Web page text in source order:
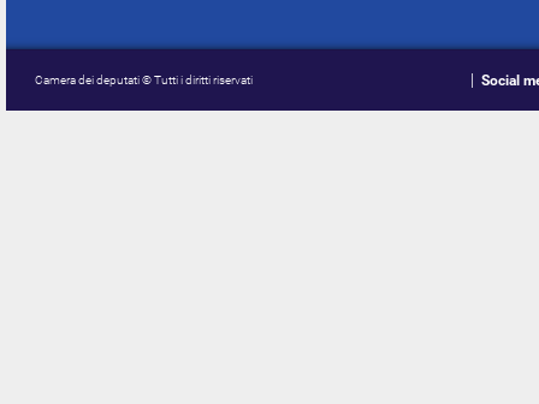
Camera dei deputati © Tutti i diritti riservati Social